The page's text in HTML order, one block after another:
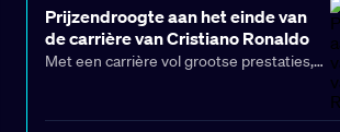
Prijzendroogte aan het einde van
de carrière van Cristiano Ronaldo
Met een carrière vol grootse prestaties,